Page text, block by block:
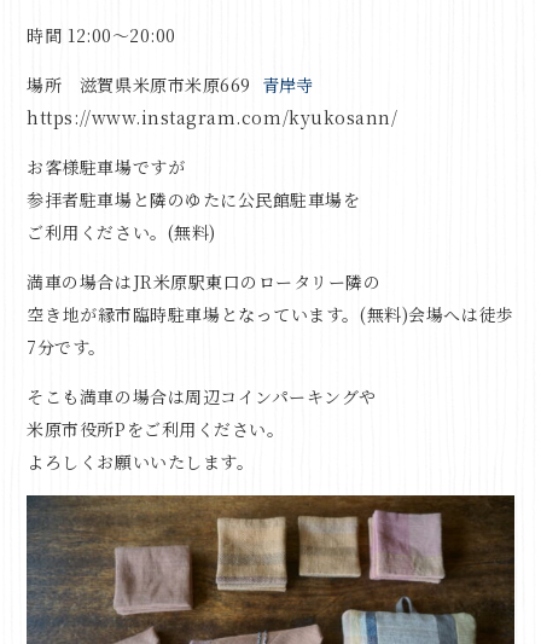
時間 12:00〜20:00
場所 滋賀県米原市米原669 青岸寺
https://www.instagram.com/kyukosann/
お客様駐車場ですが
参拝者駐車場と隣のゆたに公民館駐車場を
ご利用ください。 (無料)
満車の場合はJR米原駅東口のロータリー隣の
空き地が縁市臨時駐車場となっています。(無料)会場へは徒歩
7分です。
そこも満車の場合は周辺コインパーキングや
米原市役所P をご利用ください。
よろしくお願いいたします。